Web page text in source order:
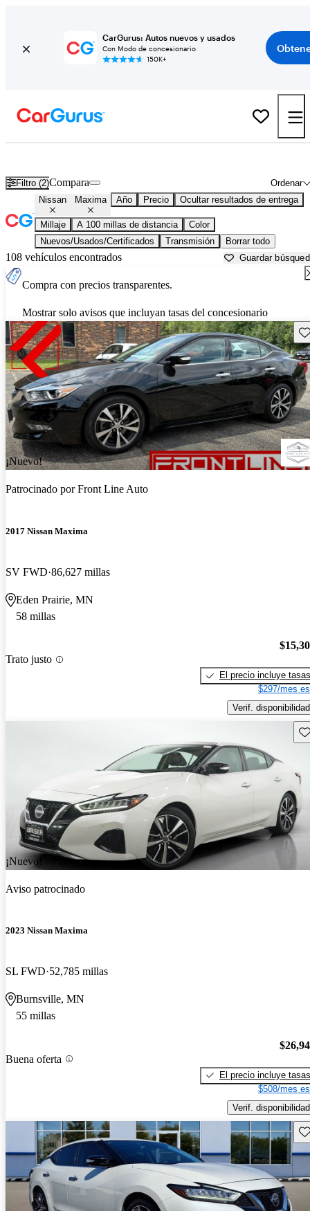
CarGurus: Autos nuevos y usados
Con Modo de concesionario
150K+
Filtro (2) Ordenar
Compara
Nissan Maxima Año Precio Ocultar resultados de entrega
Millaje A 100 millas de distancia
Color
Nuevos/Usados/Certificados
Transmisión Borrar todo
108 vehículos encontrados Guardar
Compra con precios transparentes.
Mostrar solo avisos que incluyan tasas del concesionario
¡Nuevo!
Patrocinado porFront Line Auto
2017 Nissan Maxima
SV FWD 86,627 millas
Eden Prairie, MN
58 millas
Trato justo
El precio incluye tasas
$297/mes
Verif. disponibilidad
¡Nuevo!
Aviso patrocinado
2023 Nissan Maxima
SL FWD 52,785 millas
Burnsville, MN
55 millas
Buena oferta
El precio incluye tasas
$508/mes
Verif. disponibilidad